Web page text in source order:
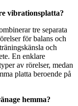
vibrationsplatta?
tre separata
för balans och
och
En enklare
av rörelser, medan
platta beroende på
hemma?